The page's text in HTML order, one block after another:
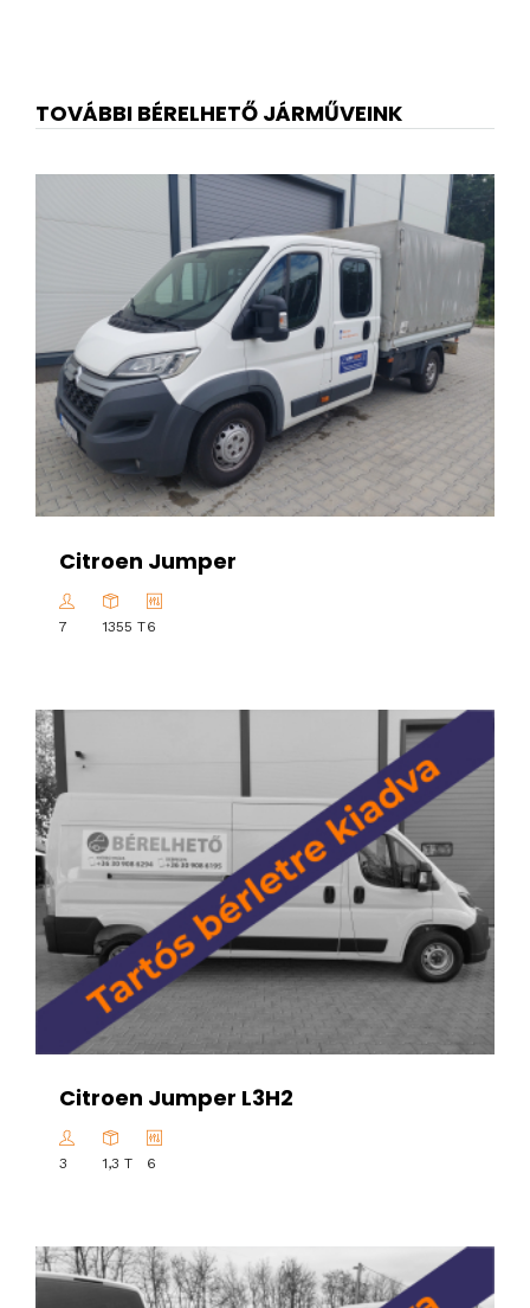
TOVÁBBI BÉRELHETŐ JÁRMŰVEINK
Citroen Jumper
7 1355 T6
Citroen Jumper L3H2
3 1,3 T 6